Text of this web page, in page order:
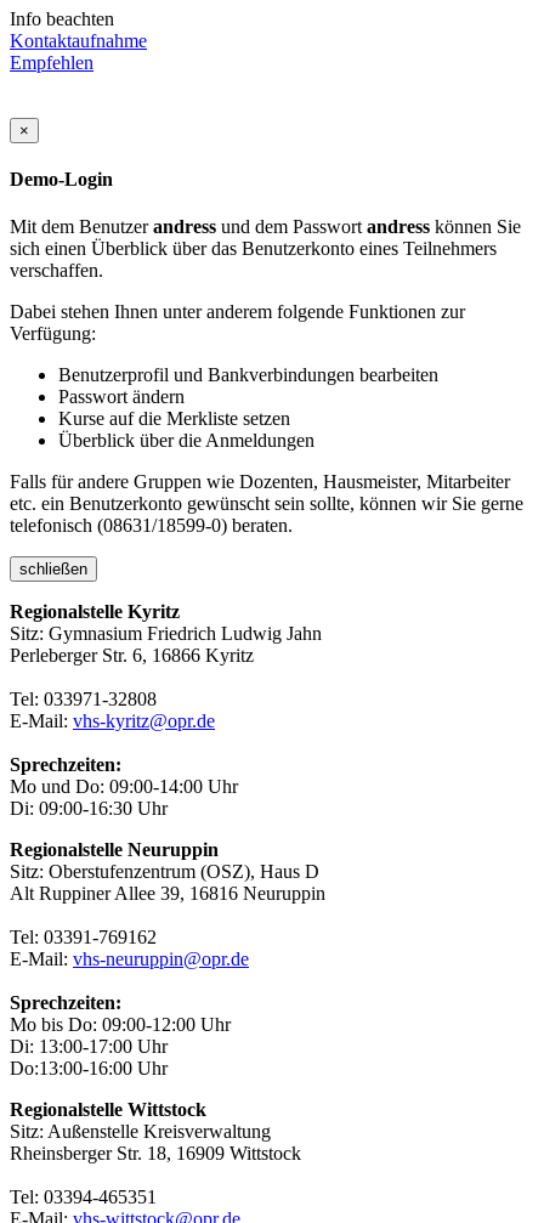
Info beachten
Kontaktaufnahme
Empfehlen
×
Demo-Login
Mit dem Benutzerandress und dem Passwort andress können Sie
sich einen Überblick über das Benutzerkonto eines Teilnehmers
verschaffen.
Dabei stehen Ihnen unter anderem folgende Funktionen zur
Verfügung:
Benutzerprofil und Bankverbindungen bearbeiten
Passwort ändern
Kurse auf die Merkliste setzen
Überblick über die Anmeldungen
Falls für andere Gruppen wie Dozenten, Hausmeister, Mitarbeiter
etc. ein Benutzerkonto gewünscht sein sollte, können wir Sie gerne
telefonisch (08631/18599-0) beraten.
schließen
Regionalstelle Kyritz
Sitz: Gymnasium Friedrich Ludwig Jahn
Perleberger Str. 6, 16866 Kyritz
Tel: 033971-32808
E-Mail: vhs-kyritz@opr.de
Sprechzeiten:
Mo und Do: 09:00-14:00 Uhr
Di: 09:00-16:30 Uhr
Regionalstelle Neuruppin
Sitz: Oberstufenzentrum (OSZ), Haus D
Alt Ruppiner Allee 39, 16816 Neuruppin
Tel: 03391-769162
E-Mail: vhs-neuruppin@opr.de
Sprechzeiten:
Mo bis Do: 09:00-12:00 Uhr
Di: 13:00-17:00 Uhr
Do:13:00-16:00 Uhr
Regionalstelle Wittstock
Sitz: Außenstelle Kreisverwaltung
Rheinsberger Str. 18, 16909 Wittstock
Tel: 03394-465351